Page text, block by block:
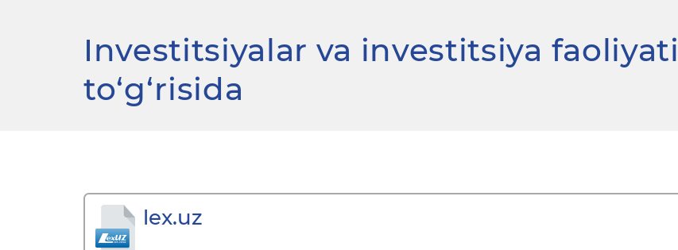
Investitsiyalar va investitsiya faoliyati
to‘g‘risida
lex.uz